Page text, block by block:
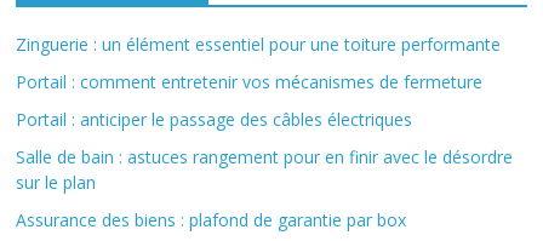
Zinguerie : un élément essentiel pour une toiture performante
Portail : comment entretenir vos mécanismes de fermeture
Portail : anticiper le passage des câbles électriques
Salle de bain : astuces rangement pour en finir avec le désordre
sur le plan
Assurance des biens : plafond de garantie par box